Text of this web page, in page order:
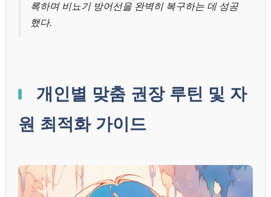
록하며 비뇨기 방어선을 완벽히 복구하는 데 성공
했다.
개인별 맞춤 권장 루틴 및 자
원 최적화 가이드